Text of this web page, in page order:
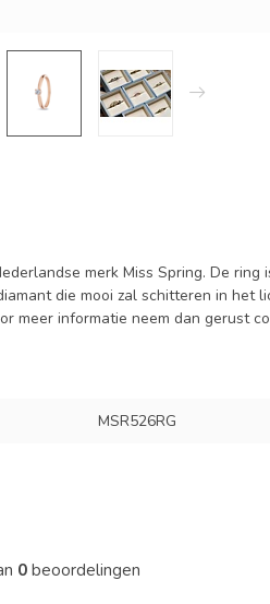
merk Miss Spring. De
die mooi zal schitteren in het
meer informatie neem dan gerust
MSR526RG
0beoordelingen